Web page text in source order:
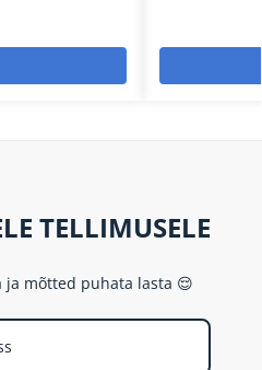
TELLIMUSELE
ja mõtted puhata lasta 😌